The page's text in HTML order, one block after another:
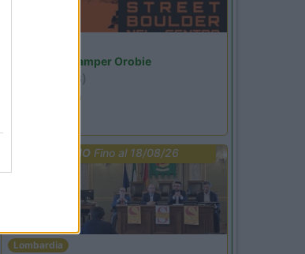
Area Sosta Camper Orobie
(BG)
Ardesio si blocca
PROMO Fino al 18/08/26
Lombardia